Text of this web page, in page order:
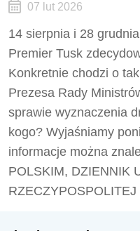
07 lut 2026
14 sierpnia i 28
Premier Tusk
Konkretnie chodzi o
Prezesa Rady
sprawie wyznaczenia
kogo? Wyjaśniamy
informacje można
POLSKIM, DZIENNIK